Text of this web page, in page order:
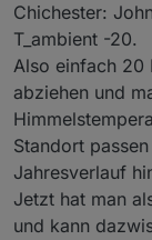
Chichester:
T_ambient -20.
Also einfach 20
abziehen und
Standort
Jahresverlauf
Jetzt hat man
und kann